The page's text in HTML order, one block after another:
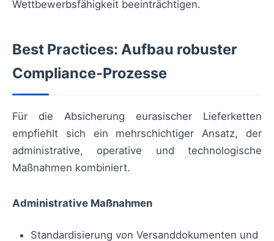
Wettbewerbsfähigkeit beeinträchtigen.
Best Practices: Aufbau robuster
Compliance-Prozesse
Für die Absicherung eurasischer Lieferketten
empfiehlt sich ein mehrschichtiger Ansatz, der
administrative, operative und technologische
Maßnahmen kombiniert.
Administrative Maßnahmen
Standardisierung von Versanddokumenten und